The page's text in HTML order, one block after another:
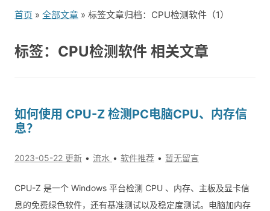
到
首页 » 全部文章 » 标签文章归档：CPU检测软件（1）
标签：CPU检测软件 相关文章
如何使用 CPU-Z 检测PC电脑CPU、内存信
息？
2023-05-22 更新 流水 软件推荐 暂无留言
CPU-Z 是一个 Windows 平台检测 CPU 、内存、主板及显卡信
息的免费绿色软件，还有基准测试以及稳定度测试。电脑加内存